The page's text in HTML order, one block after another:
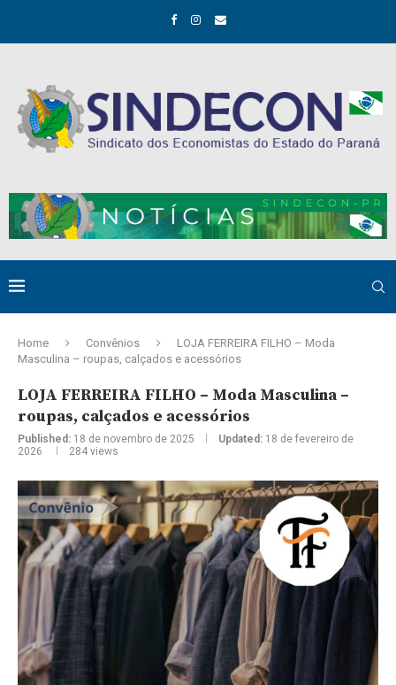
Home Convênios
LOJA FERREIRA FILHO – Moda
Masculina – roupas, calçados e acessórios
LOJA FERREIRA FILHO – Moda Masculina –
roupas, calçados e acessórios
Published: 18 de novembro de 2025 Updated: 18 de fevereiro de
2026
284 views